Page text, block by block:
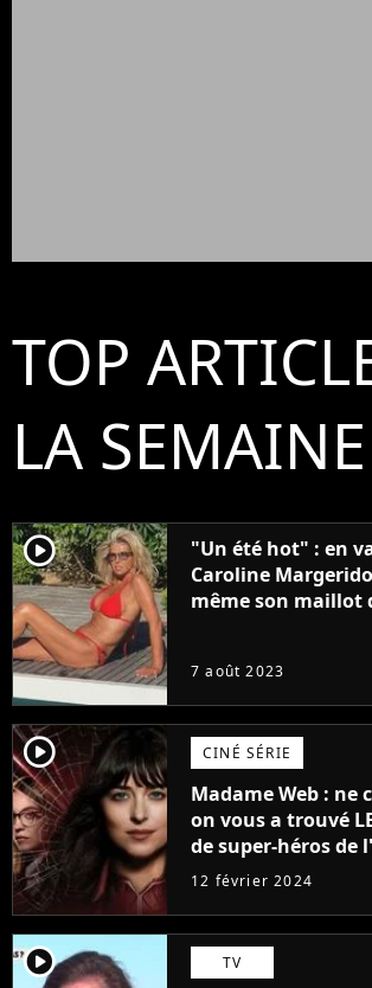
TOP
LA SEMAINE
player2
"Un été hot" : en
Caroline
même son maillot
7 août 2023
player2 CINÉ SÉRIE
Madame Web : ne
on vous a trouvé
de super-héros de
12 février 2024
player2 TV